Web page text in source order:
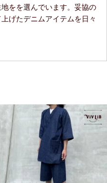
をを選んでいます。妥協の
げたデニムアイテムを日々